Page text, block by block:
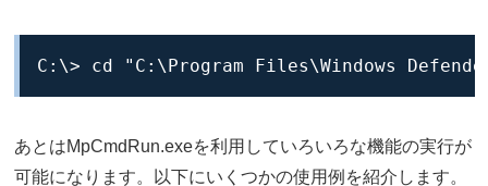
C:\> cd "C:\Program Files\Windows
あとはMpCmdRun.exeを利用していろいろな機能の実行が
可能になります。以下にいくつかの使用例を紹介します。